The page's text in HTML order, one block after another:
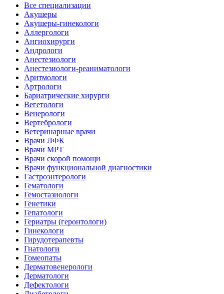
Все специализации
Акушеры
Акушеры-гинекологи
Аллергологи
Ангиохирурги
Андрологи
Анестезиологи
Анестезиологи-реаниматологи
Аритмологи
Артрологи
Бариатрические хирурги
Вегетологи
Венерологи
Вертебрологи
Ветеринарные врачи
Врачи ЛФК
Врачи МРТ
Врачи скорой помощи
Врачи функциональной диагностики
Гастроэнтерологи
Гематологи
Гемостазиологи
Генетики
Гепатологи
Гериатры (геронтологи)
Гинекологи
Гирудотерапевты
Гнатологи
Гомеопаты
Дерматовенерологи
Дерматологи
Дефектологи